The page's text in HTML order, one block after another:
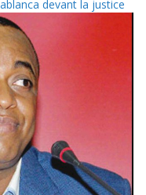
devant la justice